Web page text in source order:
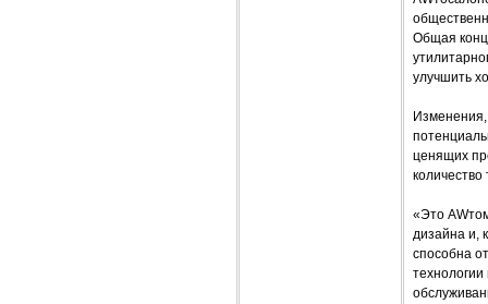
Общая
улучшить
ценящих
количество
«Это
дизайна и,
способна